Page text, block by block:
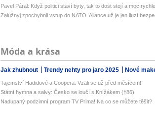
Pavel Páral: Když politici staví byty, tak to dost stojí a moc
Zalužnyj zpochybnil vstup do NATO. Aliance už je jen iluzí
Móda a krása
Jak zhubnout Trendy nehty pro jaro 2025 Nové
Tajemství Hadidové a Coopera: Vzali se už před měsícem!
Státní hymna a salvy: Česko se loučí s Knížákem (†86)
Nadupaný podzimní program TV Prima! Na co se můžete těšit?